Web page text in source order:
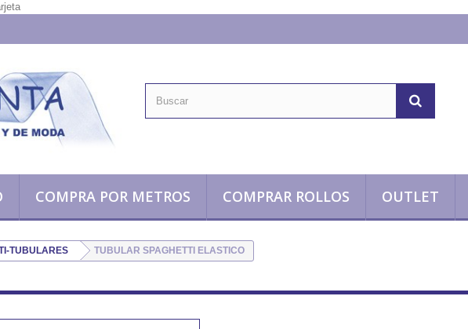
COMPRA POR METROS COMPRAR ROLLOS OUTLET
TUBULARES TUBULAR SPAGHETTI ELASTICO